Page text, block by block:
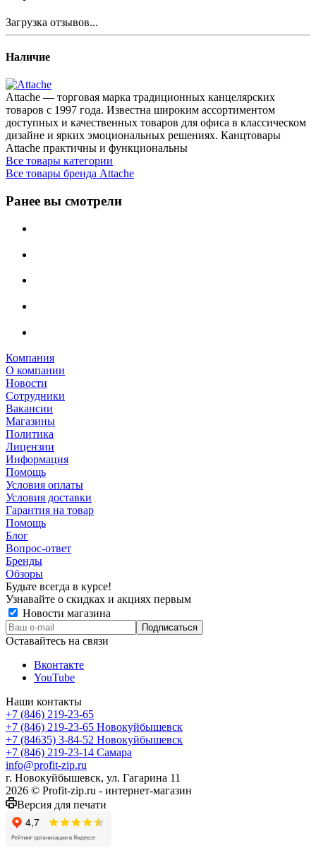
Загрузка отзывов...
Наличие
Attache — торговая марка традиционных канцелярских
товаров с 1997 года. Известна широким ассортиментом
доступных и качественных товаров для офиса в классическом
дизайне и ярких эмоциональных решениях. Канцтовары
Attache практичны и функциональны
Все товары категории
Все товары бренда Attache
Ранее вы смотрели
Компания
О компании
Новости
Сотрудники
Вакансии
Магазины
Политика
Лицензии
Информация
Помощь
Условия оплаты
Условия доставки
Гарантия на товар
Помощь
Блог
Вопрос-ответ
Бренды
Обзоры
Будьте всегда в курсе!
Узнавайте о скидках и акциях первым
Новости магазина
Оставайтесь на связи
Вконтакте
YouTube
Наши контакты
+7 (846) 219-23-65
+7 (846) 219-23-65 Новокуйбышевск
+7 (84635) 3-84-52 Новокуйбышевск
+7 (846) 219-23-14 Самара
info@profit-zip.ru
г. Новокуйбышевск, ул. Гагарина 11
2026 © Profit-zip.ru - интернет-магазин
Версия для печати